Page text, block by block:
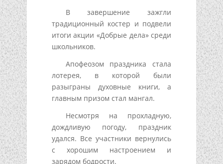
В завершение зажгли
традиционный костер и подвели
итоги акции «Добрые дела» среди
школьников.
Апофеозом праздника стала
лотерея, в которой были
разыграны духовные книги, а
главным призом стал мангал.
Несмотря на прохладную,
дождливую погоду, праздник
удался. Все участники вернулись
с хорошим настроением и
зарядом бодрости.